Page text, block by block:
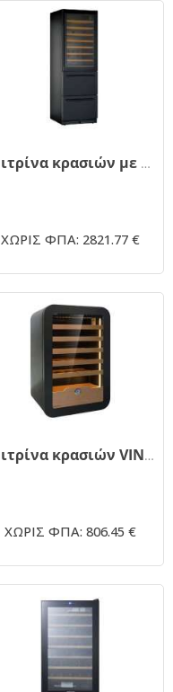
Βιτρίνα κρασιών με συρτάρια DW190 Black
ΧΩΡΙΣ ΦΠΑ: 2821.77 €
Βιτρίνα κρασιών VINARIUS 40 BLACK
ΧΩΡΙΣ ΦΠΑ: 806.45 €